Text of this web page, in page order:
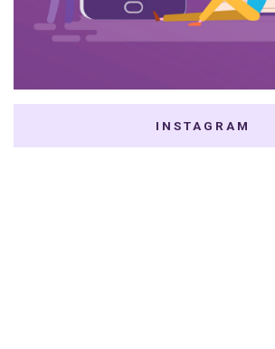
INSTAGRAM